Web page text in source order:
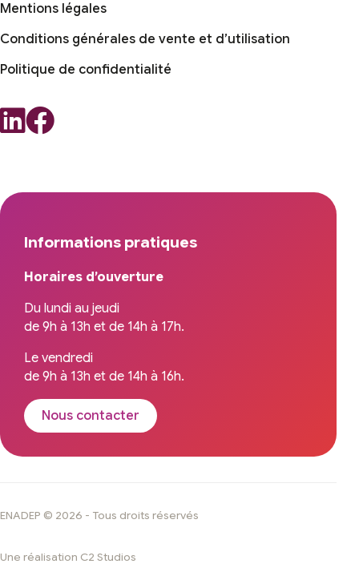
Mentions légales
Conditions générales de vente et d’utilisation
Politique de confidentialité
Informations pratiques
Horaires d’ouverture
Du lundi au jeudi
de 9h à 13h et de 14h à 17h.
Le vendredi
de 9h à 13h et de 14h à 16h.
Nous contacter
ENADEP © 2026 - Tous droits réservés
Une réalisation C2 Studios